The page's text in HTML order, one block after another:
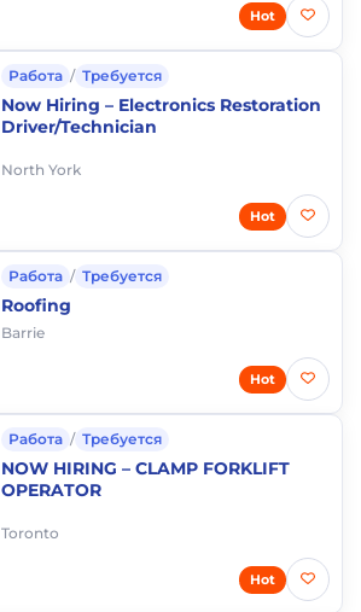
Hot
Работа / Требуется
Now Hiring – Electronics Restoration
Driver/Technician
North York
Hot
Работа / Требуется
Roofing
Barrie
Hot
Работа / Требуется
NOW HIRING – CLAMP FORKLIFT
OPERATOR
Toronto
Hot